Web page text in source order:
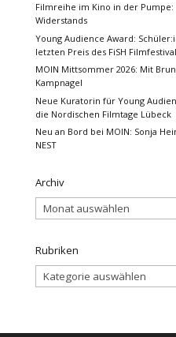
Filmreihe im Kino in der
Widerstands
Young Audience Award:
letzten Preis des FiSH
MOIN Mittsommer 2026: Mit
Kampnagel
Neue Kuratorin für Young
die Nordischen Filmtage Lübeck
Neu an Bord bei MOIN: Sonja
NEST
Archiv
Archiv
Rubriken
Rubriken